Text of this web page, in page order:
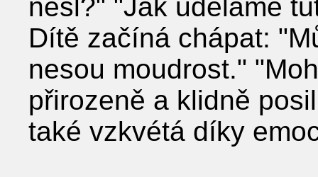
nesl?" "Jak uděláme
Dítě začíná chápat:
nesou moudrost."
přirozeně a klidně
také vzkvétá díky